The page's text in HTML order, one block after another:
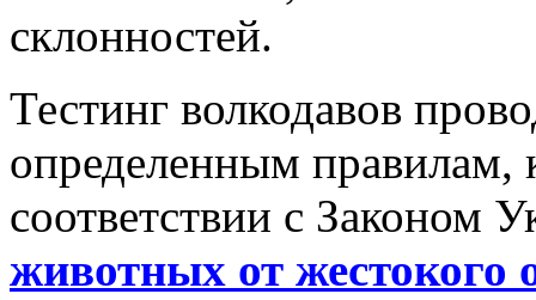
склонностей.
Тестинг волкодавов
определенным правилам,
соответствии с
животных от жестокого